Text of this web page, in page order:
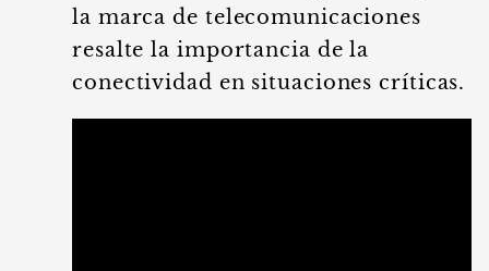
la marca de telecomunicaciones
resalte la importancia de la
conectividad en situaciones críticas.